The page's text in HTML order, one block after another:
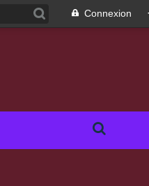
Connexion